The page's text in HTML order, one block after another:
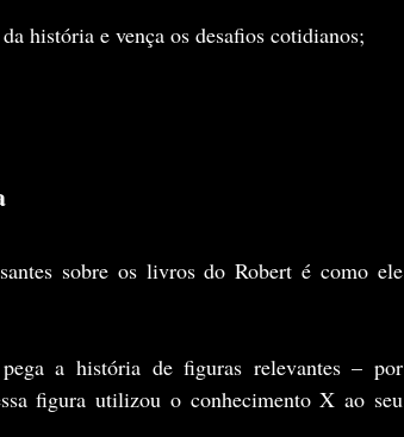
história e vença os desafios cotidianos;
sobre os livros do Robert é como ele
a história de figuras relevantes – por
figura utilizou o conhecimento X ao seu